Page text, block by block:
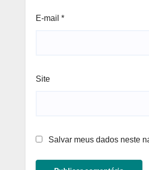
E-mail *
Site
Salvar meus dados neste